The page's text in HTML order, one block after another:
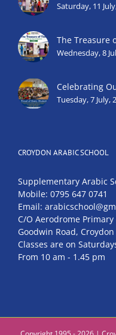
Saturday, 11
The Treasure
Wednesday, 8
Celebrating
Tuesday, 7 July,
CROYDON ARABIC SCHOOL
Supplementary Arabic
Mobile: 0795 647 0741
Email:
C/O Aerodrome Primary
Goodwin Road, Croydon
Classes are on
From 10 am - 1.45 pm